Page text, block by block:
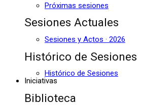
Próximas sesiones
Sesiones Actuales
Sesiones y Actos · 2026
Histórico de Sesiones
Histórico de Sesiones
Iniciativas
Biblioteca